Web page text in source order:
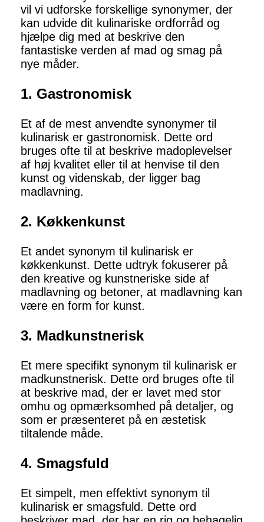
vil vi udforske forskellige synonymer, der
kan udvide dit kulinariske ordforråd og
hjælpe dig med at beskrive den
fantastiske verden af mad og smag på
nye måder.
1. Gastronomisk
Et af de mest anvendte synonymer til
kulinarisk er gastronomisk. Dette ord
bruges ofte til at beskrive madoplevelser
af høj kvalitet eller til at henvise til den
kunst og videnskab, der ligger bag
madlavning.
2. Køkkenkunst
Et andet synonym til kulinarisk er
køkkenkunst. Dette udtryk fokuserer på
den kreative og kunstneriske side af
madlavning og betoner, at madlavning kan
være en form for kunst.
3. Madkunstnerisk
Et mere specifikt synonym til kulinarisk er
madkunstnerisk. Dette ord bruges ofte til
at beskrive mad, der er lavet med stor
omhu og opmærksomhed på detaljer, og
som er præsenteret på en æstetisk
tiltalende måde.
4. Smagsfuld
Et simpelt, men effektivt synonym til
kulinarisk er smagsfuld. Dette ord